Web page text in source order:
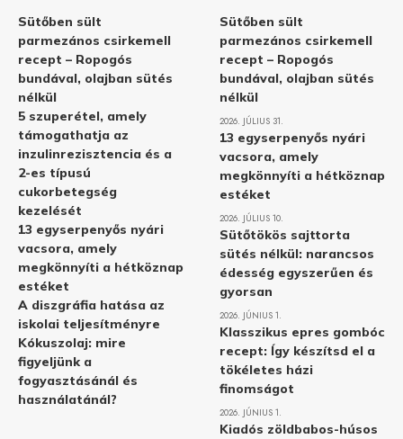
Sütőben sült
parmezános csirkemell
recept – Ropogós
bundával, olajban sütés
nélkül
5 szuperétel, amely
támogathatja az
inzulinrezisztencia és a
2-es típusú
cukorbetegség
kezelését
13 egyserpenyős nyári
vacsora, amely
megkönnyíti a hétköznap
estéket
A diszgráfia hatása az
iskolai teljesítményre
Kókuszolaj: mire
figyeljünk a
fogyasztásánál és
használatánál?
Sütőben sült
parmezános csirkemell
recept – Ropogós
bundával, olajban sütés
nélkül
2026. JÚLIUS 31.
13 egyserpenyős nyári
vacsora, amely
megkönnyíti a hétköznap
estéket
2026. JÚLIUS 10.
Sütőtökös sajttorta
sütés nélkül: narancsos
édesség egyszerűen és
gyorsan
2026. JÚNIUS 1.
Klasszikus epres gombóc
recept: Így készítsd el a
tökéletes házi
finomságot
2026. JÚNIUS 1.
Kiadós zöldbabos-húsos